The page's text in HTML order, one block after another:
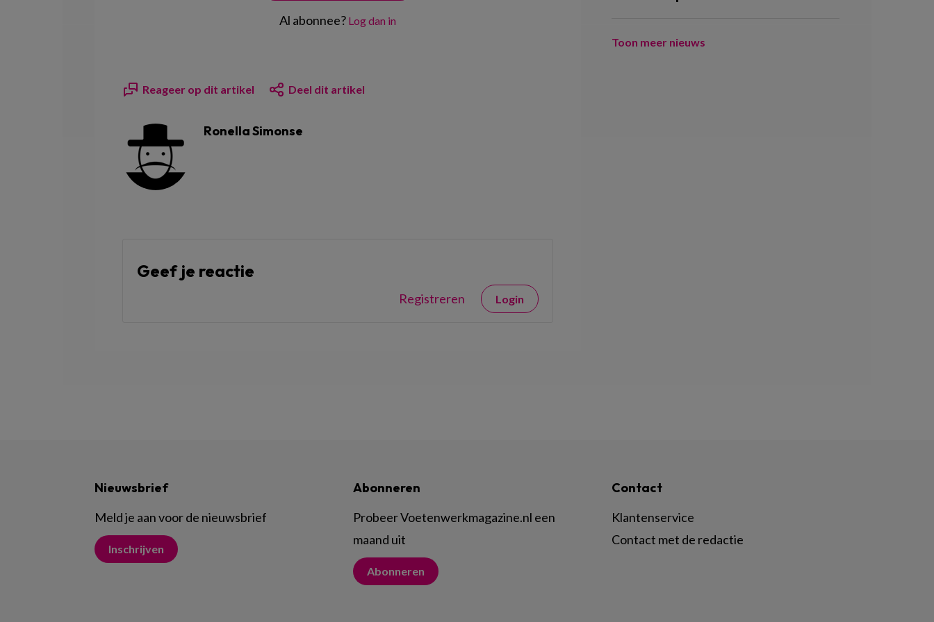
Al abonnee? Log dan in
Reageer op dit artikel Deel dit artikel
Ronella Simonse
Geef je reactie
Registreren Login
Toon meer nieuws
Nieuwsbrief
Meld je aan voor de nieuwsbrief
Inschrijven
Abonneren
Probeer Voetenwerkmagazine.nl een
maand uit
Abonneren
Contact
Klantenservice
Contact met de redactie